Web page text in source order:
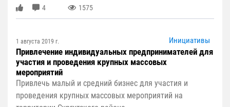
4 1575
1 августа 2019 г. Инициативы
Привлечение индивидуальных предпринимателей для
участия и проведения крупных массовых
мероприятий
Привлечь малый и средний бизнес для участия и
проведения крупных массовых мероприятий на